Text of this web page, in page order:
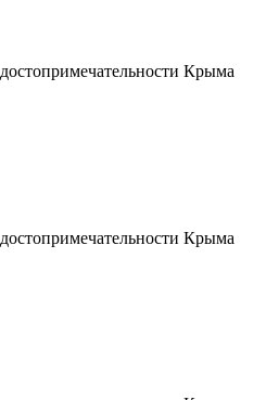
Крыма
Крыма